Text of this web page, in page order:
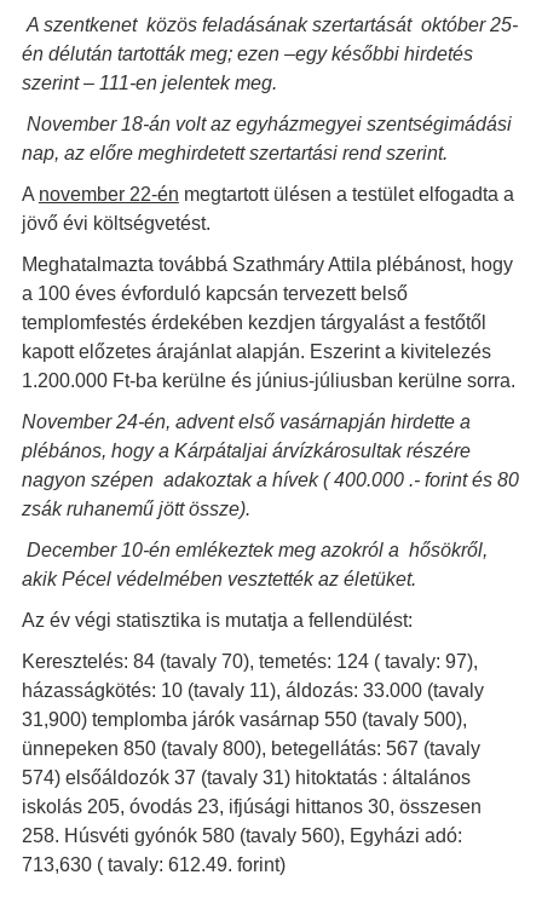
A szentkenet közös feladásának szertartását október 25-
én délután tartották meg; ezen –egy későbbi hirdetés
szerint – 111-en jelentek meg.
November 18-án volt az egyházmegyei szentségimádási
nap, az előre meghirdetett szertartási rend szerint.
A november 22-én megtartott ülésen a testület elfogadta a
jövő évi költségvetést.
Meghatalmazta továbbá Szathmáry Attila plébánost, hogy
a 100 éves évforduló kapcsán tervezett belső
templomfestés érdekében kezdjen tárgyalást a festőtől
kapott előzetes árajánlat alapján. Eszerint a kivitelezés
1.200.000 Ft-ba kerülne és június-júliusban kerülne sorra.
November 24-én, advent első vasárnapján hirdette a
plébános, hogy a Kárpátaljai árvízkárosultak részére
nagyon szépen adakoztak a hívek ( 400.000 .- forint és 80
zsák ruhanemű jött össze).
December 10-én emlékeztek meg azokról a hősökről,
akik Pécel védelmében vesztették az életüket.
Az év végi statisztika is mutatja a fellendülést:
Keresztelés: 84 (tavaly 70), temetés: 124 ( tavaly: 97),
házasságkötés: 10 (tavaly 11), áldozás: 33.000 (tavaly
31,900) templomba járók vasárnap 550 (tavaly 500),
ünnepeken 850 (tavaly 800), betegellátás: 567 (tavaly
574) elsőáldozók 37 (tavaly 31) hitoktatás : általános
iskolás 205, óvodás 23, ifjúsági hittanos 30, összesen
258. Húsvéti gyónók 580 (tavaly 560), Egyházi adó:
713,630 ( tavaly: 612.49. forint)